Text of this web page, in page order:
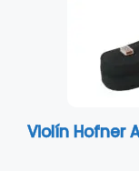
Violín Hofner